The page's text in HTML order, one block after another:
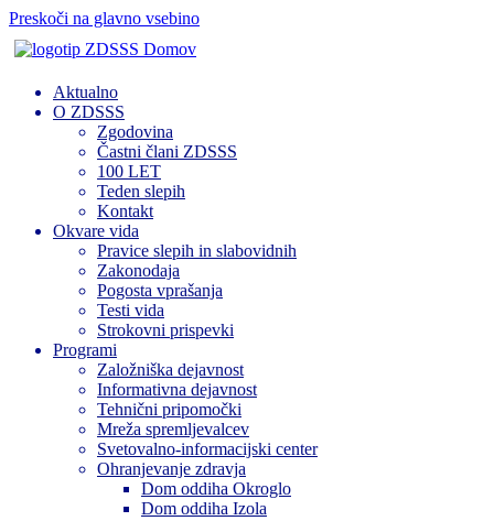
Preskoči na glavno vsebino
Domov
Aktualno
O ZDSSS
Zgodovina
Častni člani ZDSSS
100 LET
Teden slepih
Kontakt
Okvare vida
Pravice slepih in slabovidnih
Zakonodaja
Pogosta vprašanja
Testi vida
Strokovni prispevki
Programi
Založniška dejavnost
Informativna dejavnost
Tehnični pripomočki
Mreža spremljevalcev
Svetovalno-informacijski center
Ohranjevanje zdravja
Dom oddiha Okroglo
Dom oddiha Izola